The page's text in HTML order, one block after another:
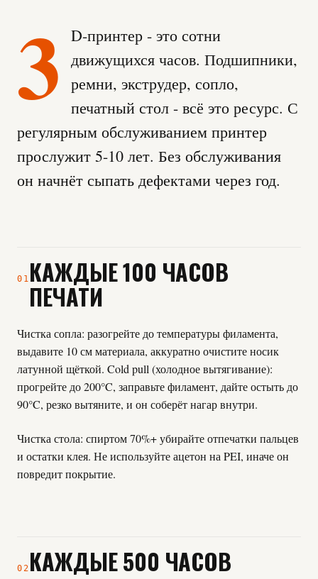
3
D-принтер - это сотни
движущихся часов. Подшипники,
ремни, экструдер, сопло,
печатный стол - всё это ресурс. С
регулярным обслуживанием принтер
прослужит 5-10 лет. Без обслуживания
он начнёт сыпать дефектами через год.
01 КАЖДЫЕ 100 ЧАСОВ
ПЕЧАТИ
Чистка сопла: разогрейте до температуры филамента,
выдавите 10 см материала, аккуратно очистите носик
латунной щёткой. Cold pull (холодное вытягивание):
прогрейте до 200°C, заправьте филамент, дайте остыть до
90°C, резко вытяните, и он соберёт нагар внутри.
Чистка стола: спиртом 70%+ убирайте отпечатки пальцев
и остатки клея. Не используйте ацетон на PEI, иначе он
повредит покрытие.
02 КАЖДЫЕ 500 ЧАСОВ